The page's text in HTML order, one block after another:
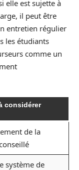
elle est sujette à
il peut être
entretien régulier
les étudiants
comme un
considérer
de la
système de